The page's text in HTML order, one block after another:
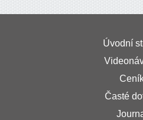
Úvodní
Časté